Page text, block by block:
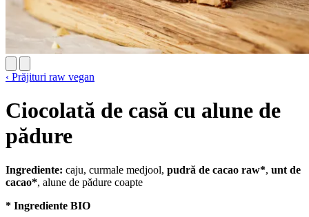
‹ Prăjituri raw vegan
Ciocolată de casă cu alune de
pădure
Ingrediente: caju, curmale medjool, pudră de cacao raw*, unt de
cacao*, alune de pădure coapte
* Ingrediente BIO